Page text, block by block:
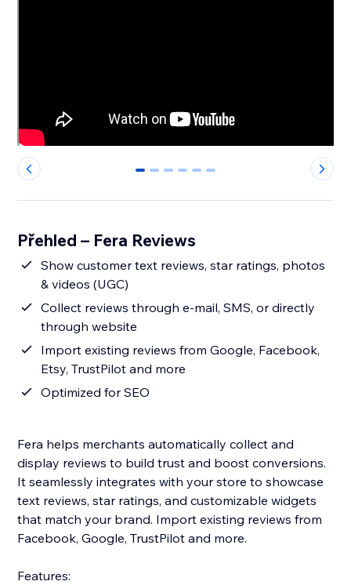
0 1 2 3 4 5
Přehled – Fera Reviews
Show customer text reviews, star ratings, photos
& videos (UGC)
Collect reviews through e-mail, SMS, or directly
through website
Import existing reviews from Google, Facebook,
Etsy, TrustPilot and more
Optimized for SEO
Fera helps merchants automatically collect and
display reviews to build trust and boost conversions.
It seamlessly integrates with your store to showcase
text reviews, star ratings, and customizable widgets
that match your brand. Import existing reviews from
Facebook, Google, TrustPilot and more.
Features: